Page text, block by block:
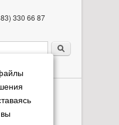
330 66 87
form